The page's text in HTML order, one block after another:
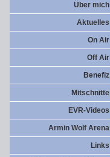
Über mich
Aktuelles
On Air
Off Air
Benefiz
Mitschnitte
EVR-Videos
Armin Wolf Arena
Links